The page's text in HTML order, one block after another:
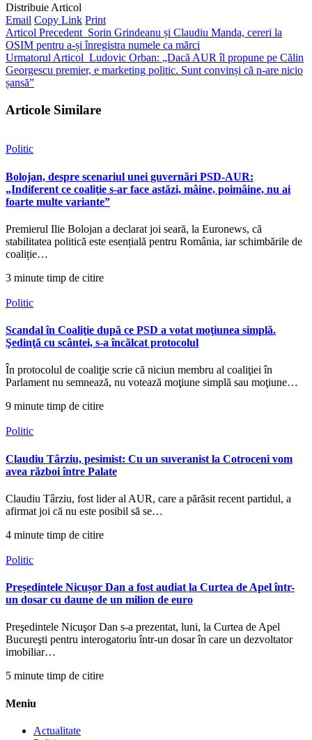
Distribuie Articol
Email Copy Link Print
Articol Precedent Sorin Grindeanu și Claudiu Manda, cereri la
OSIM pentru a-și înregistra numele ca mărci
Urmatorul Articol Ludovic Orban: „Dacă AUR îl propune pe Călin
Georgescu premier, e marketing politic. Sunt convinși că n-are nicio
șansă”
Articole Similare
Politic
Bolojan, despre scenariul unei guvernări PSD-AUR:
„Indiferent ce coaliţie s-ar face astăzi, mâine, poimâine, nu ai
foarte multe variante”
Premierul Ilie Bolojan a declarat joi seară, la Euronews, că
stabilitatea politică este esențială pentru România, iar schimbările de
coaliție…
3 minute timp de citire
Politic
Scandal în Coaliţie după ce PSD a votat moţiunea simplă.
Şedinţă cu scântei, s-a încălcat protocolul
În protocolul de coaliţie scrie că niciun membru al coaliţiei în
Parlament nu semnează, nu votează moţiune simplă sau moţiune…
9 minute timp de citire
Politic
Claudiu Târziu, pesimist: Cu un suveranist la Cotroceni vom
avea război între Palate
Claudiu Târziu, fost lider al AUR, care a părăsit recent partidul, a
afirmat joi că nu este posibil să se…
4 minute timp de citire
Politic
Președintele Nicușor Dan a fost audiat la Curtea de Apel într-
un dosar cu daune de un milion de euro
Preşedintele Nicuşor Dan s-a prezentat, luni, la Curtea de Apel
Bucureşti pentru interogatoriu într-un dosar în care un dezvoltator
imobiliar…
5 minute timp de citire
Meniu
Actualitate